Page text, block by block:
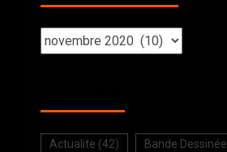
Actualite (42) Bande Dessinée